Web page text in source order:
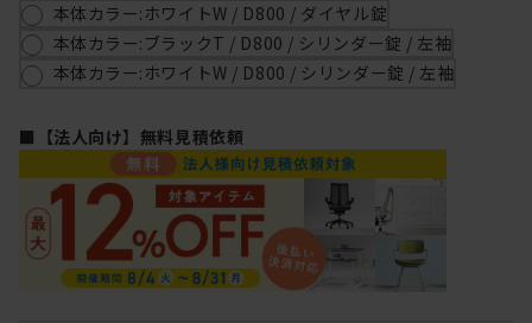
本体カラー:ホワイトW / D800 / ダイヤル錠
本体カラー:ブラックT / D800 / シリンダー錠 / 左袖
本体カラー:ホワイトW / D800 / シリンダー錠 / 左袖
■【法人向け】無料見積依頼